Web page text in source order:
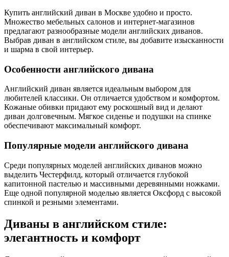
Купить английский диван в Москве удобно и просто.
Множество мебельных салонов и интернет-магазинов
предлагают разнообразные модели английских диванов.
Выбрав диван в английском стиле, вы добавите изысканности
и шарма в свой интерьер.
Особенности английского дивана
Английский диван является идеальным выбором для
любителей классики. Он отличается удобством и комфортом.
Кожаные обивки придают ему роскошный вид и делают
диван долговечным. Мягкое сиденье и подушки на спинке
обеспечивают максимальный комфорт.
Популярные модели английского дивана
Среди популярных моделей английских диванов можно
выделить Честерфилд, который отличается глубокой
капитонной пастелью и массивными деревянными ножками.
Еще одной популярной моделью является Оксфорд с высокой
спинкой и резными элементами.
Диваны в английском стиле:
элегантность и комфорт